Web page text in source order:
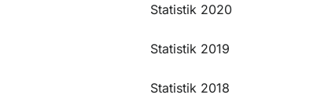
Statistik 2020
Statistik 2019
Statistik 2018